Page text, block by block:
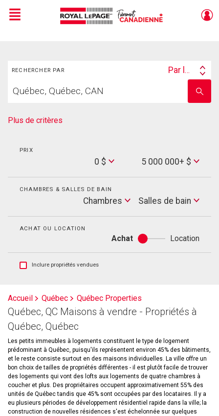
Live
En Direct
Menu
RECHERCHER PAR
Search
Par lieu
votre
nom
Plus de critères
PRIX
0 $
Max
Price
5 000 000+ $
CHAMBRES & SALLES DE BAIN
Chambres
Salles
de
Salles de bain
ACHAT OU LOCATION
Achat
Achat
ou
Location
Afficher
et
les
historiques
d'inscriptions
Inclure propriétés vendues
Accueil Québec Québec Properties
Québec, QC Maisons à vendre - Propriétés à
Québec, Québec
Les petits immeubles à logements constituent le type de logement
prédominant à Québec, puisqu'ils représentent environ 45% des bâtiments,
et le reste consiste surtout en des maisons individuelles. La ville offre un
bon choix de tailles de propriétés différentes - il est plutôt facile de trouver
des logements qui vont des lofts aux logements de quatre chambres à
coucher et plus. Des propriétaires occupent approximativement 55% des
unités de Québec tandis que 45% sont occupées par des locataires. Il y a
eu plusieurs périodes de développement résidentiel rapide dans la ville; la
construction de nouvelles résidences s'est échelonnée sur quelques